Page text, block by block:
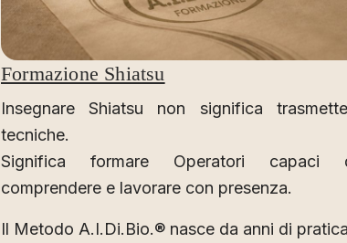
Formazione Shiatsu
Insegnare Shiatsu non significa
tecniche.
Significa formare Operatori capaci
comprendere e lavorare con presenza.
Il Metodo A.I.Di.Bio.® nasce da anni di